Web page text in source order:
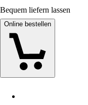
Bequem liefern lassen
Online bestellen